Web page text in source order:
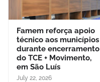
Famem reforça apoio
técnico aos municípios
durante encerramento
do TCE + Movimento,
em São Luís
July 22, 2026